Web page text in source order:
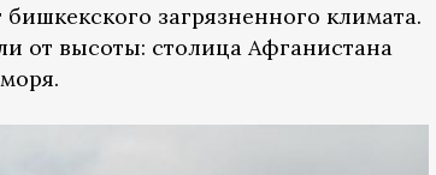
загрязненного климата.
от высоты: столица Афганистана